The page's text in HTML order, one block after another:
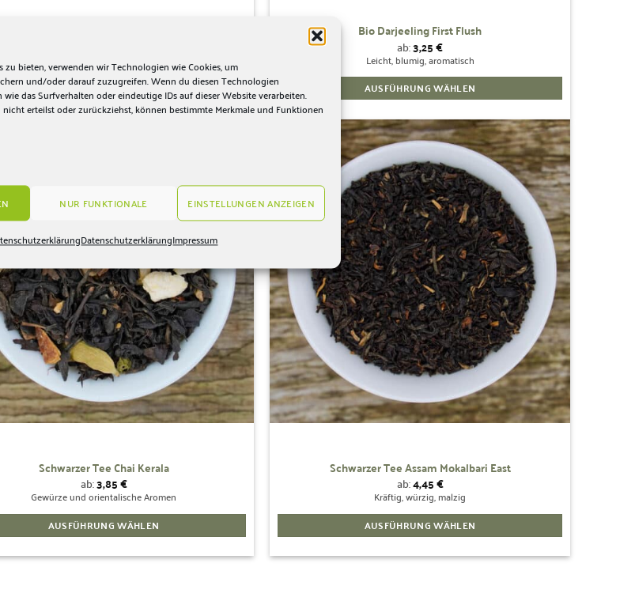
zu bieten, verwenden wir Technologien wie Cookies, um
und/oder darauf zuzugreifen. Wenn du diesen Technologien
das Surfverhalten oder eindeutige IDs auf dieser Website verarbeiten.
erteilst oder zurückziehst, können bestimmte Merkmale und Funktionen
NUR FUNKTIONALE EINSTELLUNGEN ANZEIGEN
DatenschutzerklärungImpressum
Harmonisch, malzig, würzig
AUSFÜHRUNG WÄHLEN
Dieses
auf.
Optionen
auf
der
Produktseite
gewählt
werden
Bio Darjeeling First Flush
ab:3,25€
Leicht, blumig, aromatisch
AUSFÜHRUNG WÄHLEN
Produkt
weist
mehrere
Varianten
auf.
Die
Optionen
können
auf
der
Produktseite
gewählt
werden
hinzufügen
Schwarzer Tee Chai Kerala
ab:3,85€
Gewürze und orientalische Aromen
AUSFÜHRUNG WÄHLEN
Produkt
Zur
Wunschliste
hinzufügen
Schwarzer Tee Assam Mokalbari East
ab:4,45€
Kräftig, würzig, malzig
AUSFÜHRUNG WÄHLEN
Produkt